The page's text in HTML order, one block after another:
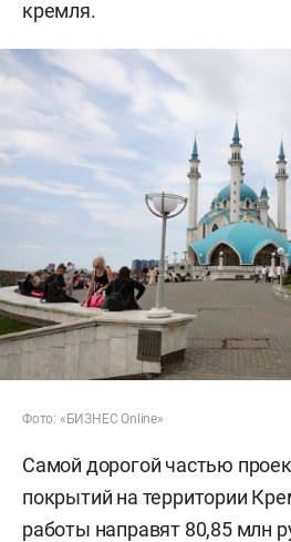
кремля.
Фото: «БИЗНЕС Online»
Самой дорогой частью
покрытий на территории
работы направят 80,85 млн